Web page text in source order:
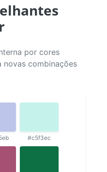
por cores
novas combinações
#c5f3ec